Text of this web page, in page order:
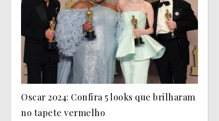
Oscar 2024: Confira 5 looks que brilharam
no tapete vermelho